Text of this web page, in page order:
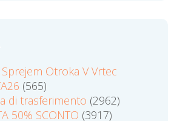
Otroka V Vrtec
(565)
di trasferimento (2962)
50% SCONTO (3917)